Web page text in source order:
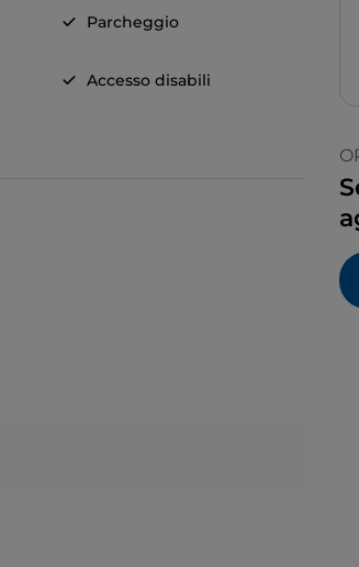
Parcheggio
Accesso disabili